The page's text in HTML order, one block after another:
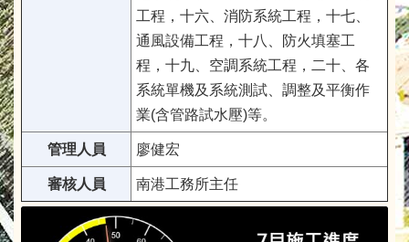
工程，十六、消防系統工程，十七、
通風設備工程，十八、防火填塞工
程，十九、空調系統工程，二十、各
系統單機及系統測試、調整及平衡作
業(含管路試水壓)等。
管理人員 廖健宏
審核人員 南港工務所主任